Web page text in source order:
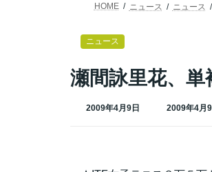
ニュース
瀬間詠里花、
2009年4月9日
最
2009年4月
HOME ニュース ニュース